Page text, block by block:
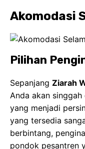
Akomodasi
Pilihan
Sepanjang Ziarah
Anda akan
yang menjadi
yang tersedia
berbintang,
pondok pesantren